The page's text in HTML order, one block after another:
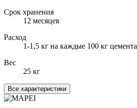
Срок хранения
12 месяцев
Расход
1-1,5 кг на каждые 100 кг цемента
Вес
25 кг
Все характеристики